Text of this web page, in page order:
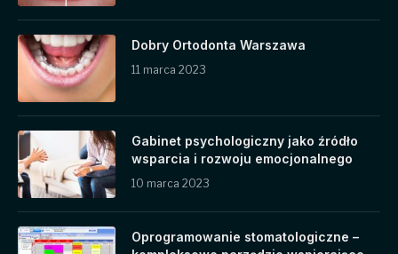
Dobry Ortodonta Warszawa
11 marca 2023
Gabinet psychologiczny jako źródło
wsparcia i rozwoju emocjonalnego
10 marca 2023
Oprogramowanie stomatologiczne –